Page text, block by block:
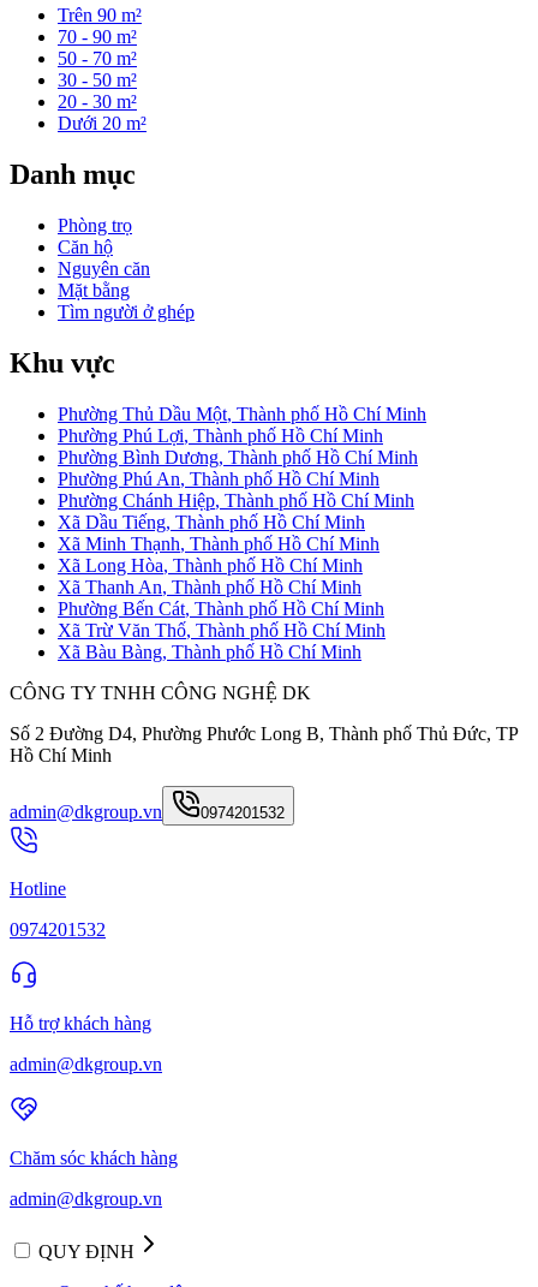
Trên 90 m²
70 - 90 m²
50 - 70 m²
30 - 50 m²
20 - 30 m²
Dưới 20 m²
Danh mục
Phòng trọ
Căn hộ
Nguyên căn
Mặt bằng
Tìm người ở ghép
Khu vực
Phường Thủ Dầu Một, Thành phố Hồ Chí Minh
Phường Phú Lợi, Thành phố Hồ Chí Minh
Phường Bình Dương, Thành phố Hồ Chí Minh
Phường Phú An, Thành phố Hồ Chí Minh
Phường Chánh Hiệp, Thành phố Hồ Chí Minh
Xã Dầu Tiếng, Thành phố Hồ Chí Minh
Xã Minh Thạnh, Thành phố Hồ Chí Minh
Xã Long Hòa, Thành phố Hồ Chí Minh
Xã Thanh An, Thành phố Hồ Chí Minh
Phường Bến Cát, Thành phố Hồ Chí Minh
Xã Trừ Văn Thố, Thành phố Hồ Chí Minh
Xã Bàu Bàng, Thành phố Hồ Chí Minh
CÔNG TY TNHH CÔNG NGHỆ DK
Số 2 Đường D4, Phường Phước Long B, Thành phố Thủ Đức, TP
Hồ Chí Minh
admin@dkgroup.vn 0974201532
Hotline
0974201532
Hỗ trợ khách hàng
admin@dkgroup.vn
Chăm sóc khách hàng
admin@dkgroup.vn
QUY ĐỊNH